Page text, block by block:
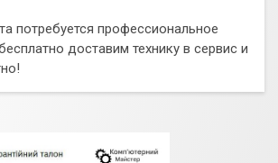
потребуется профессиональное
доставим технику в сервис и